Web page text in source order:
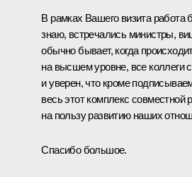
В рамках Вашего визита работа
знаю, встречались министры,
обычно бывает, когда
на высшем уровне, все коллеги
и уверен, что кроме
весь этот комплекс совместной
на пользу развитию наших
Спасибо большое.